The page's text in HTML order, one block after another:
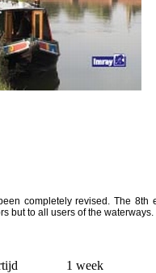
completely revised. The
but to all users of the waterways.
1 week